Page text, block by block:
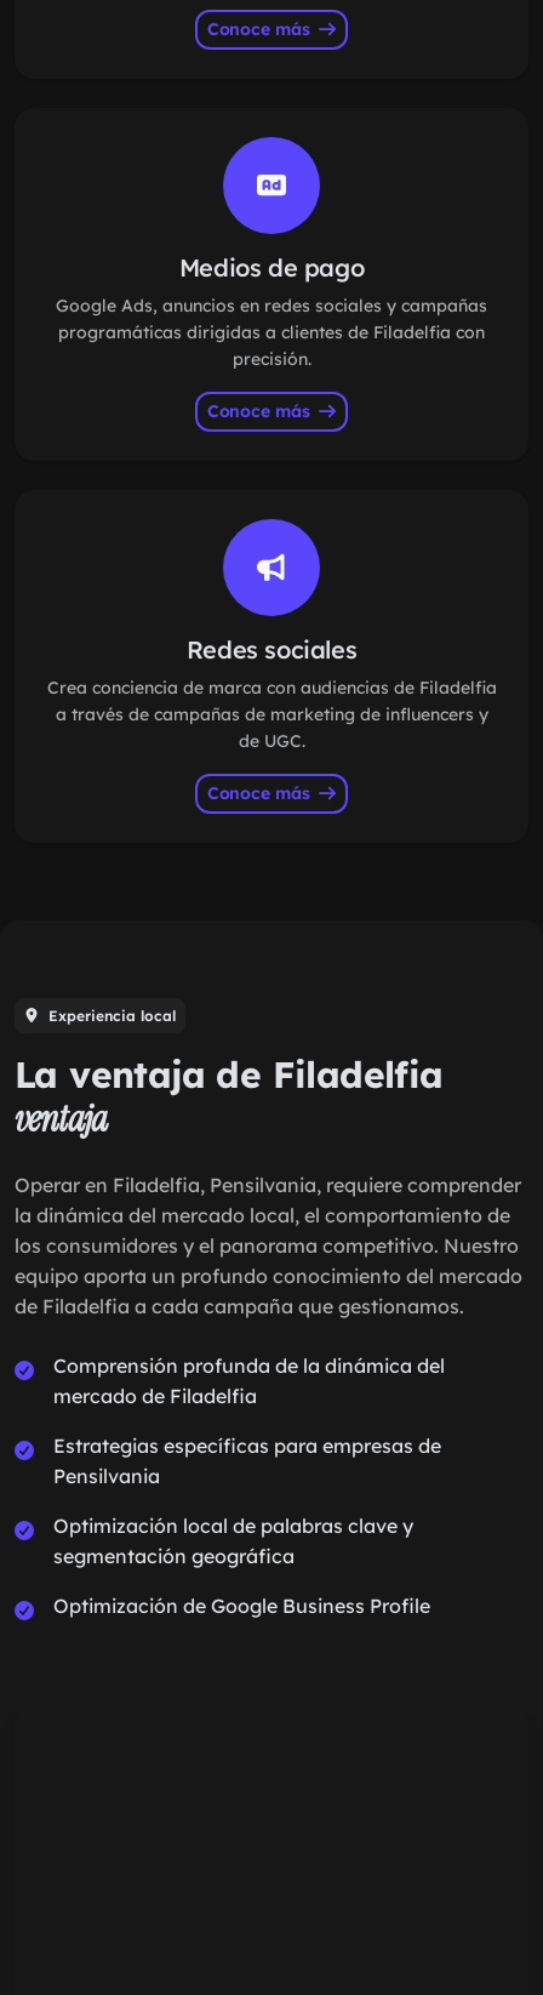
Conoce más
Medios de pago
Google Ads, anuncios en redes sociales y campañas
programáticas dirigidas a clientes de Filadelfia con
precisión.
Conoce más
Redes sociales
Crea conciencia de marca con audiencias de Filadelfia
a través de campañas de marketing de influencers y
de UGC.
Conoce más
Experiencia local
La ventaja de Filadelfia
ventaja
Operar en Filadelfia, Pensilvania, requiere comprender
la dinámica del mercado local, el comportamiento de
los consumidores y el panorama competitivo. Nuestro
equipo aporta un profundo conocimiento del mercado
de Filadelfia a cada campaña que gestionamos.
Comprensión profunda de la dinámica del
mercado de Filadelfia
Estrategias específicas para empresas de
Pensilvania
Optimización local de palabras clave y
segmentación geográfica
Optimización de Google Business Profile